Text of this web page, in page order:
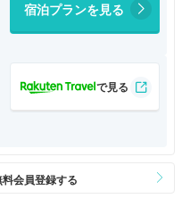
宿泊プランを見る